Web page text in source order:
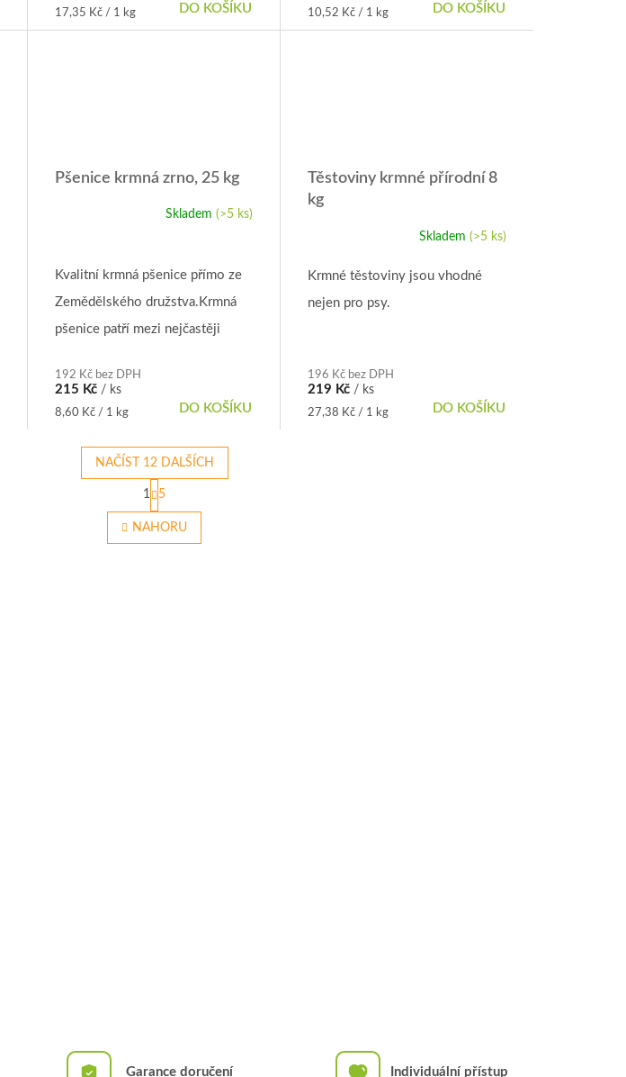
Měrná
cena:
17,35 Kč / 1 kg DO KOŠÍKU
bohaté složení obsahuje obilniny
a suroviny rozdrcené diskovou...
Měrná
cena:
10,52 Kč / 1 kg DO KOŠÍKU
ideálním krmivem pro širokou...
Pšenice krmná zrno, 25 kg
je
z
hvězdiček.
Skladem (>5 ks)
192 Kč bez DPH
215 Kč / ks
Měrná
8,60 Kč / 1 kg DO KOŠÍKU
Kvalitní krmná pšenice přímo ze
Zemědělského družstva.Krmná
pšenice patří mezi nejčastěji
krmit samostatně nebo v
krmných směsích a je
Těstoviny krmné přírodní 8
kg
Skladem (>5 ks)
196 Kč bez DPH
219 Kč / ks
Měrná
27,38 Kč / 1 kg DO KOŠÍKU
Krmné těstoviny jsou vhodné
nejen pro psy.
O
v
NAČÍST 12 DALŠÍCH
S
t
r
á
n
1 5
NAHORU
Garance doručení Individuální přístup